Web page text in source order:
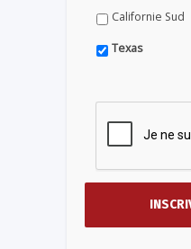
Californie Sud
Texas